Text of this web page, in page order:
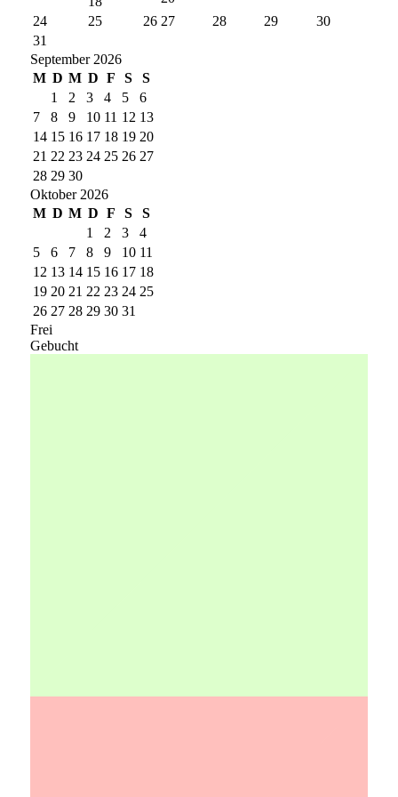
24
25 26 27 28 29
30
31
September 2026
M D M D F S
S
1
2 3 4 5
6
7
8 9 10 11 12 13
14 15 16 17 18 19 20
21 22 23 24 25 26 27
28 29 30
Oktober 2026
M D M D F S
S
1
2 3
4
5
6 7 8 9 10 11
12 13 14 15 16 17 18
19 20 21 22 23 24 25
26 27 28 29 30 31
Frei
Gebucht